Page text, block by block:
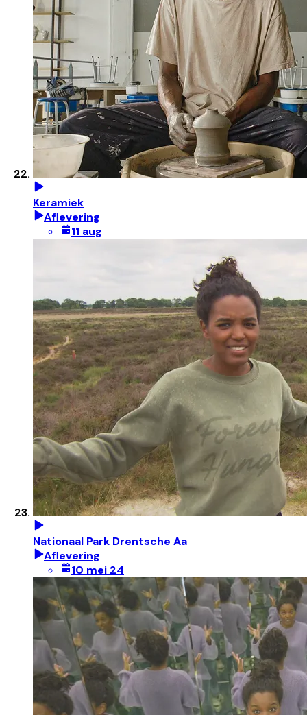
Keramiek
Aflevering
11 aug
Nationaal Park Drentsche Aa
Aflevering
10 mei 24